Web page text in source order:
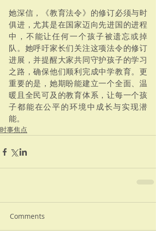
她深信，《教育法令》的修订必须与时
俱进，尤其是在国家迈向先进国的进程
中，不能让任何一个孩子被遗忘或掉
队。她呼吁家长们关注这项法令的修订
进展，并提醒大家共同守护孩子的学习
之路，确保他们顺利完成中学教育。更
重要的是，她期盼能建立一个全面、温
暖且全民可及的教育体系，让每一个孩
子都能在公平的环境中成长与实现潜
能。
时事焦点
Comments